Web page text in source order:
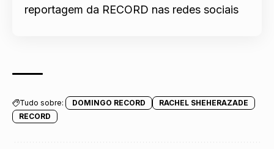
reportagem da RECORD nas redes sociais
Tudo sobre: DOMINGO RECORD
RACHEL SHEHERAZADE
RECORD